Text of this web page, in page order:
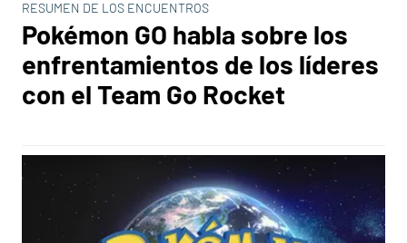
RESUMEN DE LOS ENCUENTROS
Pokémon GO habla sobre los
enfrentamientos de los líderes
con el Team Go Rocket